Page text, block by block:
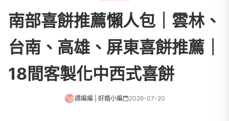
南部喜餅推薦懶人包｜雲林、
台南、高雄、屏東喜餅推薦｜
18間客製化中西式喜餅
譚編編 | 好婚小編 2026-07-20